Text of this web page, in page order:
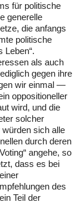
für politische
generelle
die anfangs
politische
Leben“.
als auch
gegen ihre
wir einmal —
oppositioneller
wird, und die
solcher
sich alle
durch deren
angehe, so
dass es bei
des
Teil der